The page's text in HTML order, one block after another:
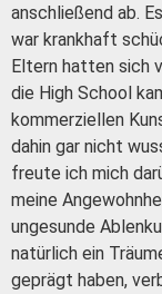
anschließend ab. Es
war krankhaft
Eltern hatten sich
die High School
kommerziellen
dahin gar nicht
freute ich mich
meine
ungesunde
natürlich ein
geprägt haben,